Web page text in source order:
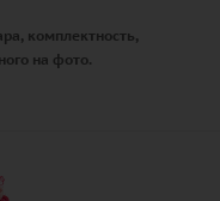
комплектность,
на фото.